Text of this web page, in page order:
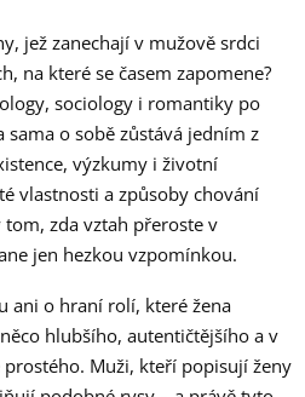
jež zanechají v mužově srdci
na které se časem zapomene?
sociology i romantiky po
sama o sobě zůstává jedním z
výzkumy i životní
vlastnosti a způsoby chování
zda vztah přeroste v
jen hezkou vzpomínkou.
ani o hraní rolí, které žena
hlubšího, autentičtějšího a v
Muži, kteří popisují ženy